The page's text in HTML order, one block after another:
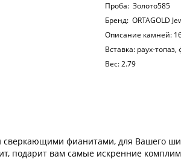
Проба: Золото585
Бренд: ORTAGOLD
Описание камней:
Вставка: раух-
Вес:2.79
фианитами, для Вашего
подарит вам самые искренние